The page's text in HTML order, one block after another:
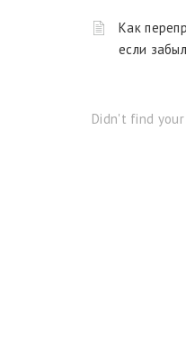
Как
если
Didn't find